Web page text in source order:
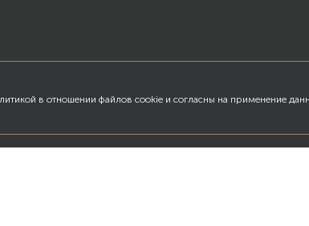
в отношении файлов cookie и согласны на применение